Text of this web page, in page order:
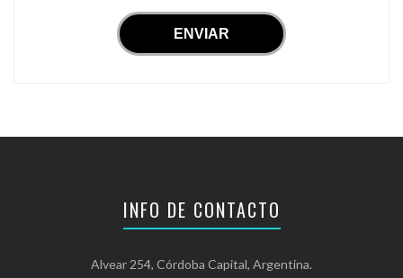
INFO DE CONTACTO
Alvear 254, Córdoba Capital, Argentina.